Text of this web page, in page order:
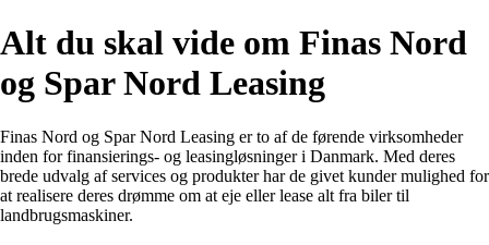
Alt du skal vide om Finas Nord
og Spar Nord Leasing
Finas Nord og Spar Nord Leasing er to af de førende virksomheder
inden for finansierings- og leasingløsninger i Danmark. Med deres
brede udvalg af services og produkter har de givet kunder mulighed for
at realisere deres drømme om at eje eller lease alt fra biler til
landbrugsmaskiner.